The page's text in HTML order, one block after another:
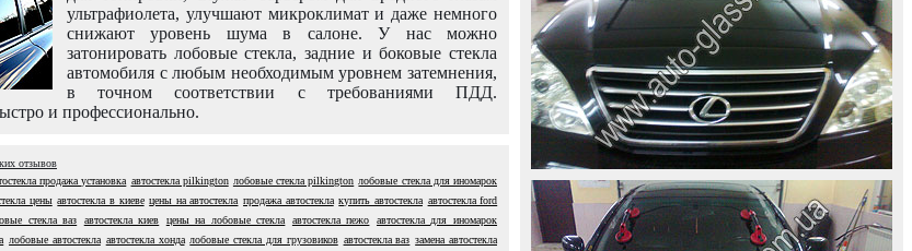
ультрафиолета, улучшают микроклимат и даже немного
снижают уровень шума в салоне. У нас можно
затонировать лобовые стекла, задние и боковые стекла
автомобиля с любым необходимым уровнем затемнения,
в точном соответствии с требованиями ПДД.
и профессионально.
отзывов
продажа установка автостекла pilkington лобовые стекла pilkington лобовые стекла для иномарок
цены автостекла в киеве цены на автостекла продажа автостекла купить автостекла автостекла ford
стекла ваз автостекла киев цены на лобовые стекла автостекла пежо
автостекла для иномарок
лобовые автостекла автостекла хонда лобовые стекла для грузовиков автостекла ваз замена автостекла